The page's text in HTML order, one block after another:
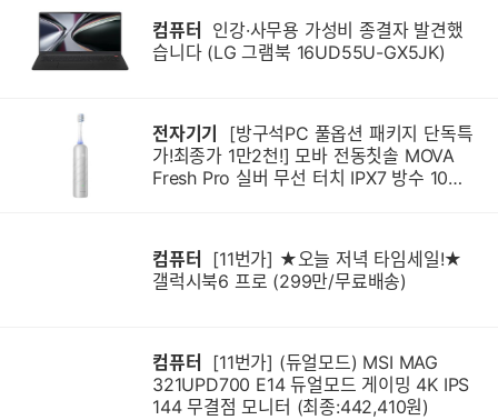
컴퓨터
습니다 (LG 그램북 16UD55U-GX5JK)
전자기기
가!최종가 1만2천!] 모바 전동칫솔 MOVA
Fresh Pro 실버 무선 터치 IPX7 방수 10단
컴퓨터
갤럭시북6 프로 (299만/무료배송)
컴퓨터
321UPD700 E14 듀얼모드 게이밍 4K IPS
144 무결점 모니터 (최종:442,410원)